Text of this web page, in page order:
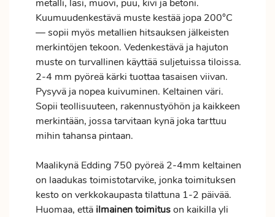
metalli, lasi, muovi, puu, kivi ja betoni.
Kuumuudenkestävä muste kestää jopa 200°C
— sopii myös metallien hitsauksen jälkeisten
merkintöjen tekoon. Vedenkestävä ja hajuton
muste on turvallinen käyttää suljetuissa tiloissa.
2-4 mm pyöreä kärki tuottaa tasaisen viivan.
Pysyvä ja nopea kuivuminen. Keltainen väri.
Sopii teollisuuteen, rakennustyöhön ja kaikkeen
merkintään, jossa tarvitaan kynä joka tarttuu
mihin tahansa pintaan.
Maalikynä Edding 750 pyöreä 2-4mm keltainen
on laadukas toimistotarvike, jonka toimituksen
kesto on verkkokaupasta tilattuna 1-2 päivää.
Huomaa, että ilmainentoimituson kaikilla yli